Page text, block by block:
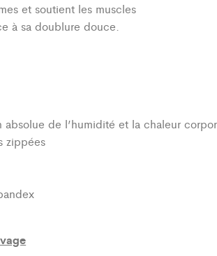
et soutient les muscles
à sa doublure douce.
absolue de l’humidité et la chaleur
zippées